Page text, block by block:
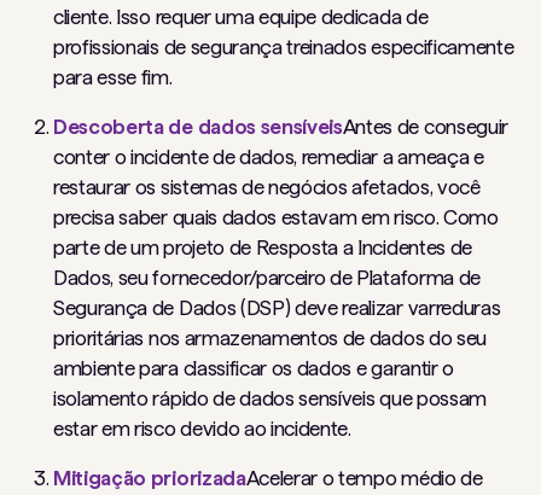
cliente. Isso requer uma equipe dedicada de
profissionais de segurança treinados especificamente
para esse fim.
Descoberta de dados sensíveisAntes de conseguir
conter o incidente de dados, remediar a ameaça e
restaurar os sistemas de negócios afetados, você
precisa saber quais dados estavam em risco. Como
parte de um projeto de Resposta a Incidentes de
Dados, seu fornecedor/parceiro de Plataforma de
Segurança de Dados (DSP) deve realizar varreduras
prioritárias nos armazenamentos de dados do seu
ambiente para classificar os dados e garantir o
isolamento rápido de dados sensíveis que possam
estar em risco devido ao incidente.
Mitigação priorizadaAcelerar o tempo médio de